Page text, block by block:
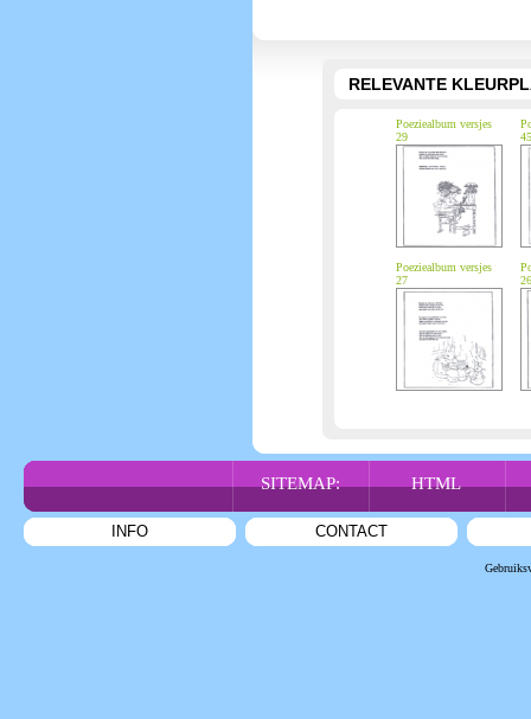
RELEVANTE
Poeziealbum versjes
29
45
Poeziealbum versjes
27
26
SITEMAP: HTML
INFO CONTACT